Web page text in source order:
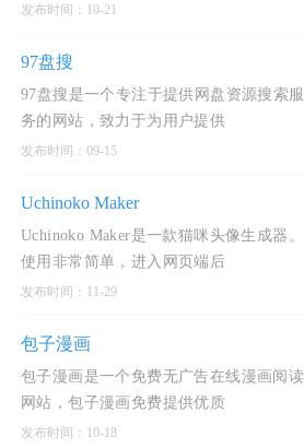
发布时间：10-21
97盘搜
97盘搜是一个专注于提供网盘资源搜索服
务的网站，致力于为用户提供
发布时间：09-15
Uchinoko Maker
Uchinoko Maker是一款猫咪头像生成器。
使用非常简单，进入网页端后
发布时间：11-29
包子漫画
包子漫画是一个免费无广告在线漫画阅读
网站，包子漫画免费提供优质
发布时间：10-18